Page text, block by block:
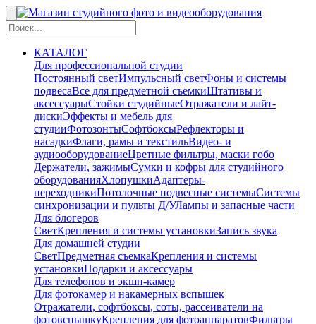
КАТАЛОГ
Для профессиональной студии
Постоянный светИмпульсный светФоны и системы
подвесаВсе для предметной съемкиШтативы и
аксессуарыСтойки студийныеОтражатели и лайт-
дискиЭффекты и мебель для
студииФотозонтыСофтбоксыРефлекторы и
насадкиФлаги, рамы и текстильВидео- и
аудиооборудованиеЦветные фильтры, маски гобо
Держатели, зажимыСумки и кофры для студийного
оборудованияХлопушкиАдаптеры-
переходникиПотолочные подвесные системыСистемы
синхронизации и пульты Д/УЛампы и запасные части
Для блогеров
СветКрепления и системы установкиЗапись звука
Для домашней студии
СветПредметная съемкаКрепления и системы
установкиПодарки и аксессуары
Для телефонов и экшн-камер
Для фотокамер и накамерных вспышек
Отражатели, софтбоксы, соты, рассеиватели на
фотовспышкуКрепления для фотоаппаратовФильтры